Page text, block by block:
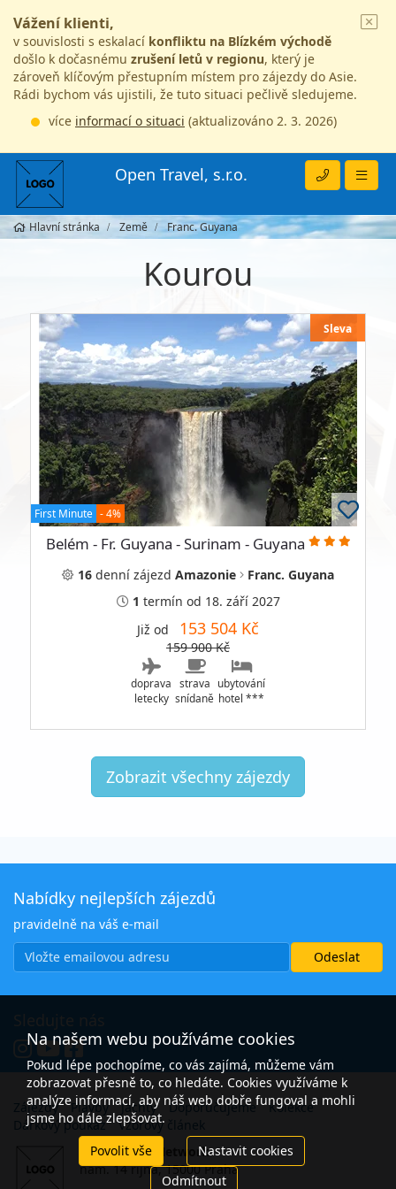
Vážení klienti,
v souvislosti s eskalací konfliktu na Blízkém východě
došlo k dočasnému zrušení letů v regionu, který je
zároveň klíčovým přestupním místem pro zájezdy do Asie.
Rádi bychom vás ujistili, že tuto situaci pečlivě sledujeme.
více informací o situaci (aktualizováno 2. 3. 2026)
Open Travel, s.r.o.
Hlavní stránka Země Franc. Guyana
Kourou
Sleva
First Minute - 4%
Belém - Fr. Guyana - Surinam - Guyana
16 denní zájezd Amazonie
Franc. Guyana
1 termín od 18. září 2027
Již od 153 504 Kč
159 900 Kč
doprava
letecky
strava
snídaně
ubytování
hotel ***
Zobrazit všechny zájezdy
Nabídky nejlepších zájezdů
pravidelně na váš e-mail
Zájezdy Plavby Jachty Doporučujeme
Kolekce
Dárkový poukaz
Vzorový článek
Open Travel Network
nám. 14 října, 15000 Praha
Na našem webu používáme cookies
Pokud lépe pochopíme, co vás zajímá, můžeme vám
zobrazovat přesně to, co hledáte. Cookies využíváme k
analýze informací, aby náš web dobře fungoval a mohli
jsme ho dále zlepšovat.
Povolit vše
Nastavit cookies
Odmítnout